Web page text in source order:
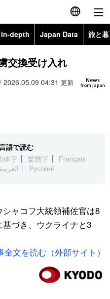
English
简体字
繁體字
العربية
In-depth Japan Data 旅と
Images
お知らせ
交換受け入れ
News
from Japan
04:31 更新
語で読む
体字 繁體字
Français
العربية Русский
シャコフ大統領補佐官は8
づき、ウクライナと3
全文を読む（外部サイト）